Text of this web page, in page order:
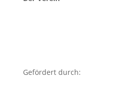
Gefördert durch: